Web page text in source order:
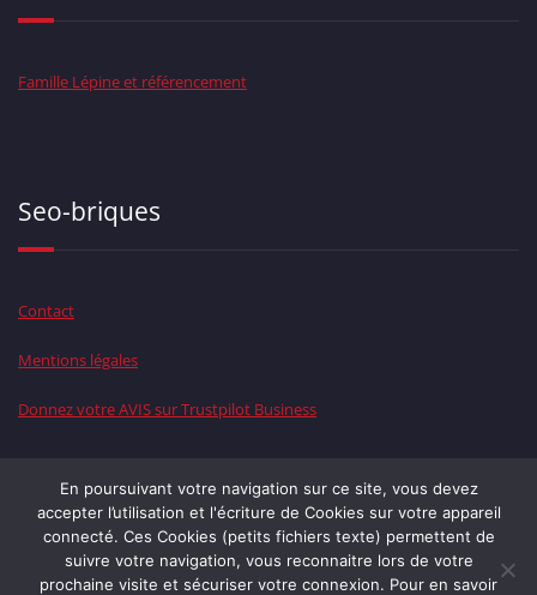
Famille Lépine et référencement
Seo-briques
Contact
Mentions légales
Donnez votre AVIS sur Trustpilot Business
Le WEB chez laFamille LEPINE
En poursuivant votre navigation sur ce site, vous devez
accepter l’utilisation et l'écriture de Cookies sur votre appareil
connecté. Ces Cookies (petits fichiers texte) permettent de
suivre votre navigation, vous reconnaitre lors de votre
prochaine visite et sécuriser votre connexion. Pour en savoir